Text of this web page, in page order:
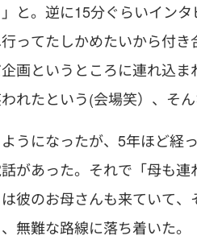
と。逆に15分ぐらいイン
ってたしかめたいから付
画というところに連れ込
れたという(会場笑）、そん
うになったが、5年ほど経
があった。それで「母も連
彼のお母さんも来ていて
無難な路線に落ち着いた。